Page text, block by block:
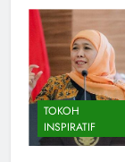
TOKOH
INSPIRATIF